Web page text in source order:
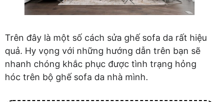
Trên đây là một số cách sửa ghế sofa da rất hiệu
quả. Hy vọng với những hướng dẫn trên bạn sẽ
nhanh chóng khắc phục được tình trạng hỏng
hóc trên bộ ghế sofa da nhà mình.